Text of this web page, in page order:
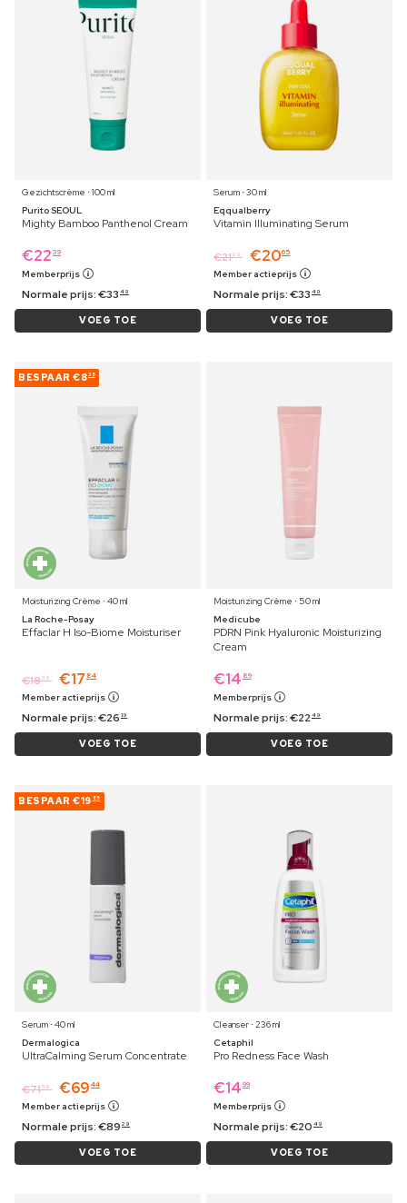
Gezichtscrème ⋅ 100 ml
Purito SEOUL
Mighty Bamboo Panthenol Cream
€22 39
Memberprijs
Normale prijs:€33 49
VOEG TOE
Serum ⋅ 30 ml
Eqqualberry
Vitamin Illuminating Serum
€2129 €2065
Member actieprijs
Normale prijs:€33 49
VOEG TOE
BESPAAR €835
Moisturizing Crème ⋅ 40 ml
La Roche-Posay
Effaclar H Iso-Biome Moisturiser
€1839 €17 84
Member actieprijs
Normale prijs:€26 19
VOEG TOE
Moisturizing Crème ⋅ 50 ml
Medicube
PDRN Pink Hyaluronic Moisturizing
Cream
€14 89
Memberprijs
Normale prijs:€22 49
VOEG TOE
BESPAAR €19 85
Serum ⋅ 40 ml
Dermalogica
UltraCalming Serum Concentrate
€7159 €69 44
Member actieprijs
Normale prijs:€89 29
VOEG TOE
Cleanser ⋅ 236 ml
Cetaphil
Pro Redness Face Wash
€14 99
Memberprijs
Normale prijs:€20 49
VOEG TOE